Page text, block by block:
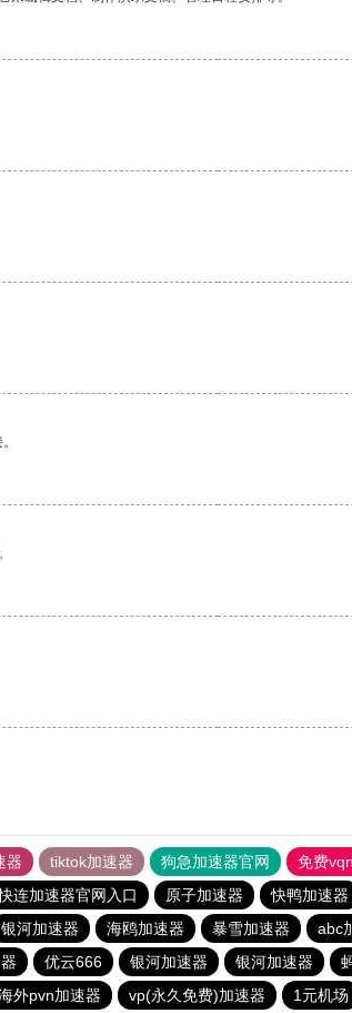
器 tiktok加速器 狗急加速器官网 免费
连加速器官网入口 原子加速器 快鸭加速器
银河加速器 海鸥加速器 暴雪加速器 abc
优云666 银河加速器 银河加速器
外pvn加速器 vp(永久免费)加速器 1元机场